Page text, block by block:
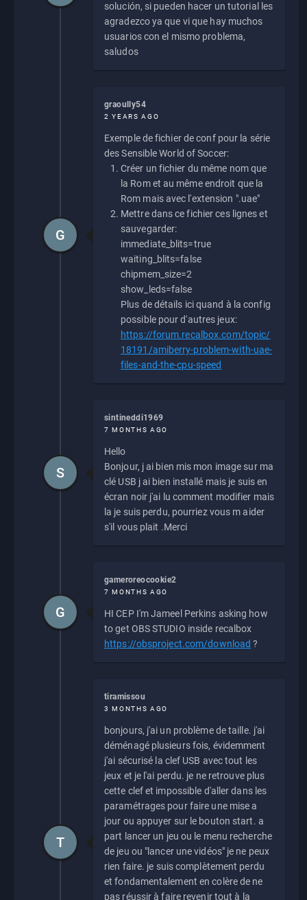
solución, si pueden hacer un tutorial les
agradezco ya que vi que hay muchos
usuarios con el mismo problema,
saludos
graoully54
2 YEARS AGO
Exemple de fichier de conf pour la série
des Sensible World of Soccer:
Créer un fichier du même nom que
la Rom et au même endroit que la
Rom mais avec l'extension ".uae"
Mettre dans ce fichier ces lignes et
sauvegarder:
immediate_blits=true
waiting_blits=false
chipmem_size=2
show_leds=false
Plus de détails ici quand à la config
possible pour d'autres jeux:
https://forum.recalbox.com/topic/
18191/amiberry-problem-with-uae-
files-and-the-cpu-speed
G
sintineddi1969
7 MONTHS AGO
Hello
Bonjour, j ai bien mis mon image sur ma
clé USB j ai bien installé mais je suis en
écran noir j'ai lu comment modifier mais
la je suis perdu, pourriez vous m aider
s'il vous plait .Merci
S
gameroreocookie2
7 MONTHS AGO
HI CEP I'm Jameel Perkins asking how
to get OBS STUDIO inside recalbox
https://obsproject.com/download ?
G
tiramissou
3 MONTHS AGO
bonjours, j'ai un problème de taille. j'ai
déménagé plusieurs fois, évidemment
j'ai sécurisé la clef USB avec tout les
jeux et je l'ai perdu. je ne retrouve plus
cette clef et impossible d'aller dans les
paramétrages pour faire une mise a
jour ou appuyer sur le bouton start. a
part lancer un jeu ou le menu recherche
de jeu ou "lancer une vidéos" je ne peux
rien faire. je suis complètement perdu
et fondamentalement en colère de ne
pas réussir à faire revenir tout à la
T